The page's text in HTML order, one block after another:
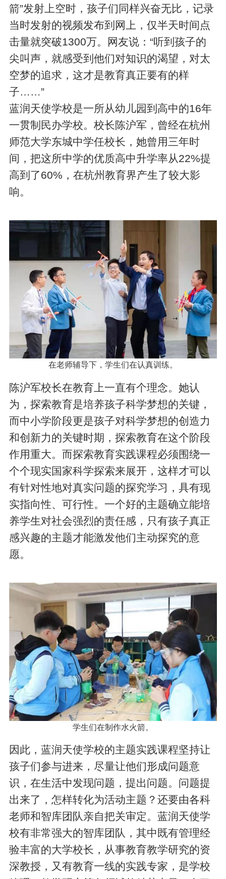
箭”发射上空时，孩子们同样兴奋无比，记录
当时发射的视频发布到网上，仅半天时间点
击量就突破1300万。网友说：“听到孩子的
尖叫声，就感受到他们对知识的渴望，对太
空梦的追求，这才是教育真正要有的样
子……”
蓝润天使学校是一所从幼儿园到高中的16年
一贯制民办学校。校长陈沪军，曾经在杭州
师范大学东城中学任校长，她曾用三年时
间，把这所中学的优质高中升学率从22%提
高到了60%，在杭州教育界产生了较大影
响。
在老师辅导下，学生们在认真训练。
陈沪军校长在教育上一直有个理念。她认
为，探索教育是培养孩子科学梦想的关键，
而中小学阶段更是孩子对科学梦想的创造力
和创新力的关键时期，探索教育在这个阶段
作用重大。而探索教育实践课程必须围绕一
个个现实国家科学探索来展开，这样才可以
有针对性地对真实问题的探究学习，具有现
实指向性、可行性。一个好的主题确立能培
养学生对社会强烈的责任感，只有孩子真正
感兴趣的主题才能激发他们主动探究的意
愿。
学生们在制作水火箭。
因此，蓝润天使学校的主题实践课程坚持让
孩子们参与进来，尽量让他们形成问题意
识，在生活中发现问题，提出问题。问题提
出来了，怎样转化为活动主题？还要由各科
老师和智库团队亲自把关审定。蓝润天使学
校有非常强大的智库团队，其中既有管理经
验丰富的大学校长，从事教育教学研究的资
深教授，又有教育一线的实践专家，是学校